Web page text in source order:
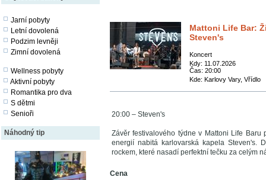
Jarní pobyty
Letní dovolená
Podzim levněji
Zimní dovolená
Wellness pobyty
Aktivní pobyty
Romantika pro dva
S dětmi
Senioři
Náhodný tip
Mattoni Life Bar:
Steven's
Koncert
Kdy: 11.07.2026
Čas: 20:00
Kde: Karlovy Vary, Vřídlo
20:00 – Steven's
Závěr festivalového týdne v Mattoni Life
energií nabitá karlovarská kapela Steven's.
rockem, které nasadí perfektní tečku za celým
Cena